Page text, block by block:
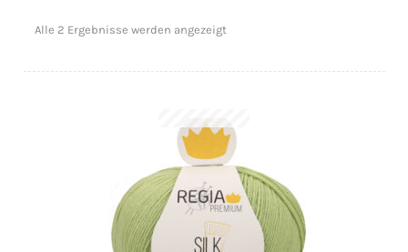
Alle 2 Ergebnisse werden angezeigt